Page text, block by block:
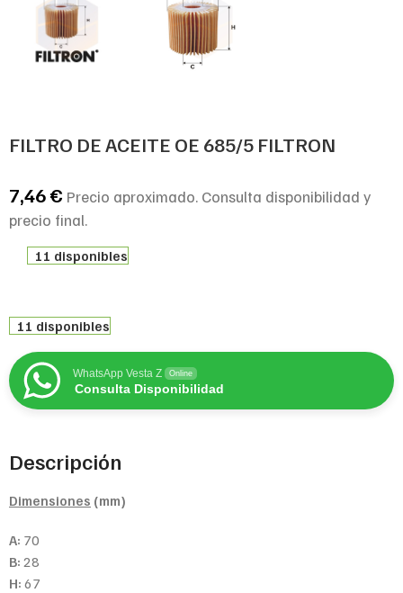
FILTRO DE ACEITE OE 685/5 FILTRON
7,46€ Precio aproximado. Consulta disponibilidad y
precio final.
11 disponibles
11 disponibles
WhatsApp Vesta Z Online
Consulta Disponibilidad
Descripción
Dimensiones (mm)
A: 70
B: 28
H: 67